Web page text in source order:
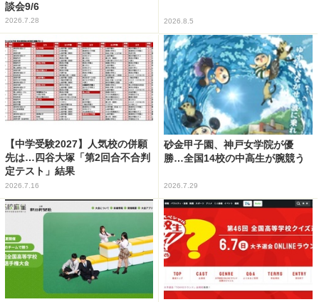
談会9/6
2026.7.28 2026.8.5
【中学受験2027】人気校の併願
先は…四谷大塚「第2回合不合判
定テスト」結果
2026.7.16
砂金甲子園、神戸女学院が優
勝…全国14校の中高生が腕競う
2026.7.29